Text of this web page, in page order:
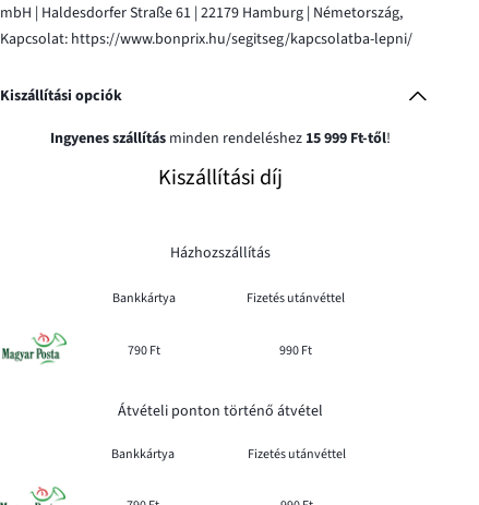
mbH | Haldesdorfer Straße 61 | 22179 Hamburg | Németország,
Kapcsolat: https://www.bonprix.hu/segitseg/kapcsolatba-lepni/
Kiszállítási opciók
Ingyenes szállításminden rendeléshez 15 999 Ft-től!
Kiszállítási díj
Házhozszállítás
Bankkártya Fizetés utánvéttel
790 Ft 990 Ft
Átvételi ponton történő átvétel
Bankkártya Fizetés utánvéttel